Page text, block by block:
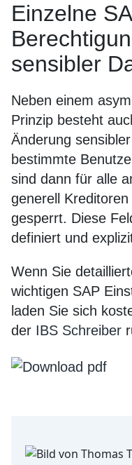
Einzelne
sensibler
Neben einem
Prinzip besteht
Änderung
bestimmte
sind dann für alle
generell
gesperrt. Diese
definiert und
Wenn Sie
wichtigen SAP
laden Sie sich
der IBS Schreiber